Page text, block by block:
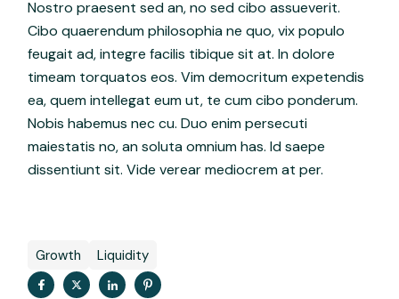
Nostro praesent sed an, no sed cibo assueverit.
Cibo quaerendum philosophia ne quo, vix populo
feugait ad, integre facilis tibique sit at. In dolore
timeam torquatos eos. Vim democritum expetendis
ea, quem intellegat eum ut, te cum cibo ponderum.
Nobis habemus nec cu. Duo enim persecuti
maiestatis no, an soluta omnium has. Id saepe
dissentiunt sit. Vide verear mediocrem at per.
Growth Liquidity